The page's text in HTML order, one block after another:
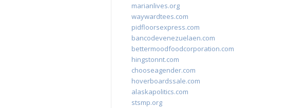
marianlives.org
waywardtees.com
pidfloorsexpress.com
bancodevenezuelaen.com
bettermoodfoodcorporation.com
hingstonnt.com
chooseagender.com
hoverboardssale.com
alaskapolitics.com
stsmp.org